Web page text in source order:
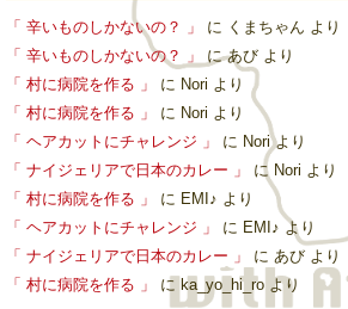
「 辛いものしかないの？ 」 に くまちゃん より
「 辛いものしかないの？ 」
にあび より
「 村に病院を作る 」
に Nori より
「 村に病院を作る 」
に Nori より
「 ヘアカットにチャレンジ 」
に Noriより
「 ナイジェリアで日本のカレー 」
に Nori より
「 村に病院を作る 」
に EMI♪ より
「 ヘアカットにチャレンジ 」
に EMI♪ より
「 ナイジェリアで日本のカレー 」
に あび より
「 村に病院を作る 」
に ka_yo_hi_ro より